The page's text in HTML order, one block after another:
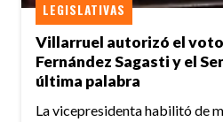
Villarruel autorizó el
Fernández Sagasti y el
última palabra
LEGISLATIVAS
La vicepresidenta habilitó de